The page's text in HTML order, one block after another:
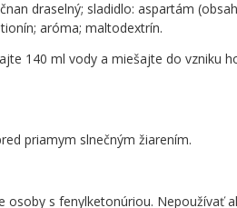
draselný; sladidlo: aspartám
aróma; maltodextrín.
140 ml vody a miešajte do vzniku
priamym slnečným žiarením.
osoby s fenylketonúriou. Nepoužívať